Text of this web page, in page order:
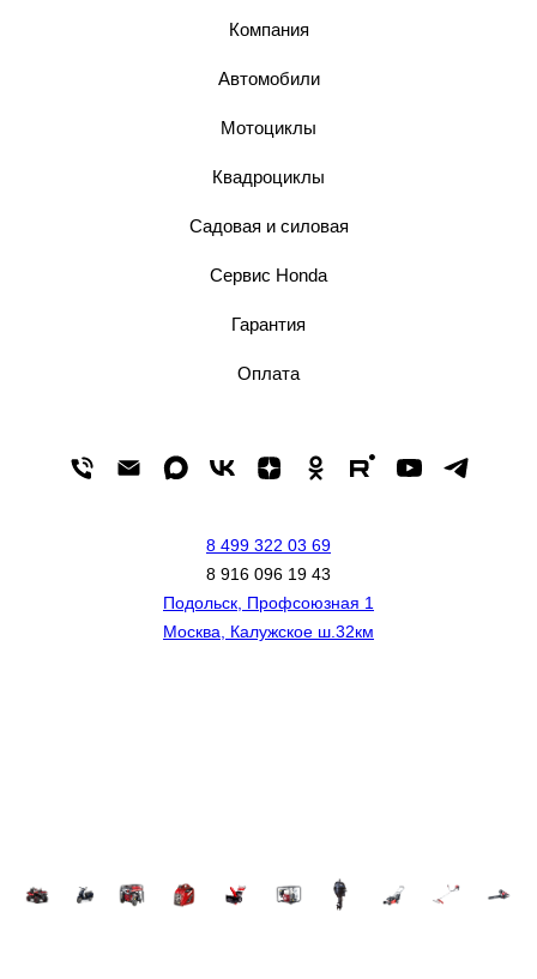
Компания
Автомобили
Мотоциклы
Квадроциклы
Садовая и силовая
Сервис Honda
Гарантия
Оплата
8 499 322 03 69
8 916 096 19 43
Подольск, Профсоюзная 1
Москва, Калужское ш.32км